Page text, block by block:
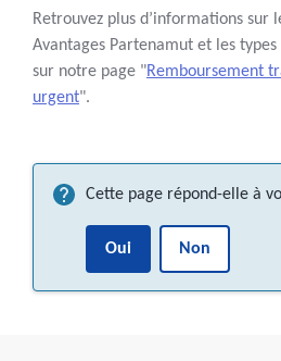
Retrouvez plus d’informations sur
Avantages Partenamut et les
sur notre page "Remboursement
urgent".
Cette page répond-elle à
Oui Non